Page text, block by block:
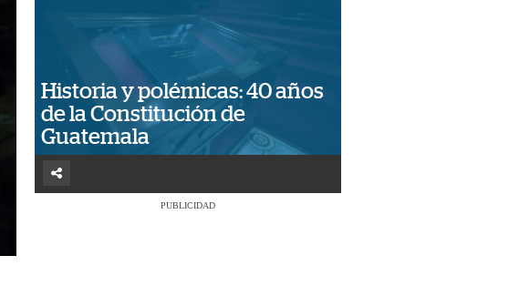
Historia y polémicas: 40 años
de la Constitución de
Guatemala
PUBLICIDAD